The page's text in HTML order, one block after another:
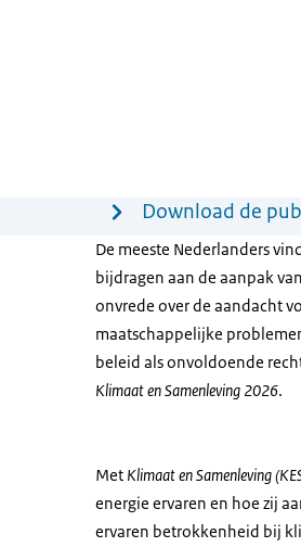
Download de
De meeste Nederlanders
bijdragen aan de aanpak
onvrede over de aandacht
maatschappelijke
beleid als onvoldoende
Klimaat en Samenleving 2026.
Met Klimaat en Samenleving
energie ervaren en hoe zij
ervaren betrokkenheid bij